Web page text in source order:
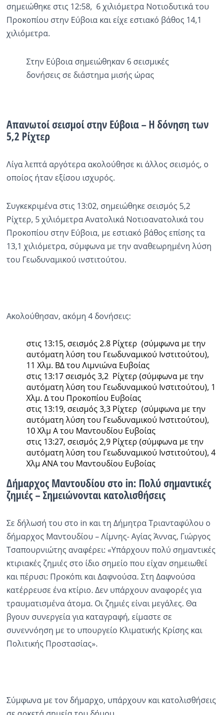
σημειώθηκε στις 12:58, 6 χιλιόμετρα Νοτιοδυτικά του
Προκοπίου στην Εύβοια και είχε εστιακό βάθος 14,1
χιλιόμετρα.
Στην Εύβοια σημειώθηκαν 6 σεισμικές
δονήσεις σε διάστημα μισής ώρας
Απανωτοί σεισμοί στην Εύβοια – Η δόνηση των
5,2 Ρίχτερ
Λίγα λεπτά αργότερα ακολούθησε κι άλλος σεισμός, ο
οποίος ήταν εξίσου ισχυρός.
Συγκεκριμένα στις 13:02, σημειώθηκε σεισμός 5,2
Ρίχτερ, 5 χιλιόμετρα Ανατολικά Νοτιοανατολικά του
Προκοπίου στην Εύβοια, με εστιακό βάθος επίσης τα
13,1 χιλιόμετρα, σύμφωνα με την αναθεωρημένη λύση
του Γεωδυναμικού ινστιτούτου.
Ακολούθησαν, ακόμη 4 δονήσεις:
στις 13:15, σεισμός 2.8 Ρίχτερ (σύμφωνα με την
αυτόματη λύση του Γεωδυναμικού Ινστιτούτου),
11 Χλμ. ΒΔ του Λιμνιώνα Ευβοίας
στις 13:17 σεισμός 3,2 Ρίχτερ (σύμφωνα με την
αυτόματη λύση του Γεωδυναμικού Ινστιτούτου), 1
Χλμ. Δ του Προκοπίου Ευβοίας
στις 13:19, σεισμός 3,3 Ρίχτερ (σύμφωνα με την
αυτόματη λύση του Γεωδυναμικού Ινστιτούτου),
10 Χλμ Α του Μαντουδίου Ευβοίας
στις 13:27, σεισμός 2,9 Ρίχτερ (σύμφωνα με την
αυτόματη λύση του Γεωδυναμικού Ινστιτούτου), 4
Χλμ ΑΝΑ του Μαντουδίου Ευβοίας
Δήμαρχος Μαντουδίου στο in: Πολύ σημαντικές
ζημιές – Σημειώνονται κατολισθήσεις
Σε δήλωσή του στο in και τη Δήμητρα Τριανταφύλου ο
δήμαρχος Μαντουδίου – Λίμνης- Αγίας Άννας, Γιώργος
Τσαπουρνιώτης αναφέρει: «Υπάρχουν πολύ σημαντικές
κτιριακές ζημιές στο ίδιο σημείο που είχαν σημειωθεί
και πέρυσι: Προκόπι και Δαφνούσα. Στη Δαφνούσα
κατέρρευσε ένα κτίριο. Δεν υπάρχουν αναφορές για
τραυματισμένα άτομα. Οι ζημιές είναι μεγάλες. Θα
βγουν συνεργεία για καταγραφή, είμαστε σε
συνεννόηση με το υπουργείο Κλιματικής Κρίσης και
Πολιτικής Προστασίας».
Σύμφωνα με τον δήμαρχο, υπάρχουν και κατολισθήσεις